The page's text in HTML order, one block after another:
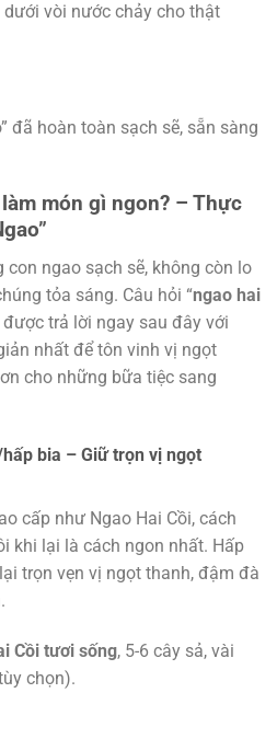
dưới vòi nước chảy cho thật
đã hoàn toàn sạch sẽ, sẵn sàng
món gì ngon? – Thực
ngao sạch sẽ, không còn lo
tỏa sáng. Câu hỏi “ngao hai
được trả lời ngay sau đây với
nhất để tôn vinh vị ngọt
cho những bữa tiệc sang
bia – Giữ trọn vị ngọt
cấp như Ngao Hai Cồi, cách
khi lại là cách ngon nhất. Hấp
trọn vẹn vị ngọt thanh, đậm đà
Cồi tươi sống, 5-6 cây sả, vài
chọn).